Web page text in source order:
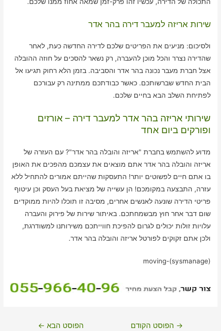
שירות אריזה למעבר דירה בהר אדר
ולסיכום: מניעים את הפריטים שלכם לדירה החדשה כעת, לאחר
שהדירה נצרר והכל מוכן להעברה, רק נשאר להסכים על חוזה ההובלה
אצל חברת מעבר נכונה בהר אדר והסביבה. בזמן הלא רחוק תגיעו אל
הבית החדש שברשותכם. כאשר כבודתכם ממתינה רק עבורכם
לפתיחת השלב הבא בחיים שלכם.
שירותי אריזה בהר אדר למעבר דירה – אורזים
ופורקים ביום אחד
מדוע להשתמש בחברת "אריזה והובלה בהר אדר"? עם העזרה של
אריזה והובלה בהר אדר אתם מוצאים את עצמכם מהפכים את האופן
בו אתם חיים לפשוטים יותר! התעסקות שהייתם אמורים להתחיל ללא
עזרה, התבצעה במקומכם! הן עשייה של מציאת בעל העסק וכן עיטוף
פריטי הדירה שונעה לאנשים אחרים, מסיבה זו תוכלו להיות ממוקדים
שום דבר אחר חוץ מבשמחתכם. באיתור שירות של פירוק והעברה
עלויות זולות יכולים לגרום להפיכת חווייתכם משירותנו למשודרגת,
ולכן אתם זקוקים לפורטל אריזה והובלה בהר אדר.
moving-(sysmanage)
ניווט→ הפוסט הקודם הפוסט הבא ←